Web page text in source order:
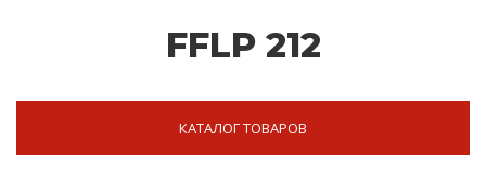
FFLP 212
КАТАЛОГ ТОВАРОВ